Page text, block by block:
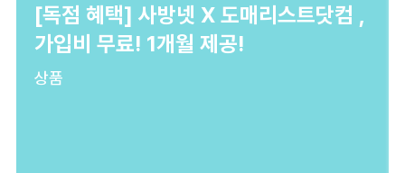
[독점 혜택] 사방넷 X 도매리스트닷컴 ,
가입비 무료! 1개월 제공!
상품